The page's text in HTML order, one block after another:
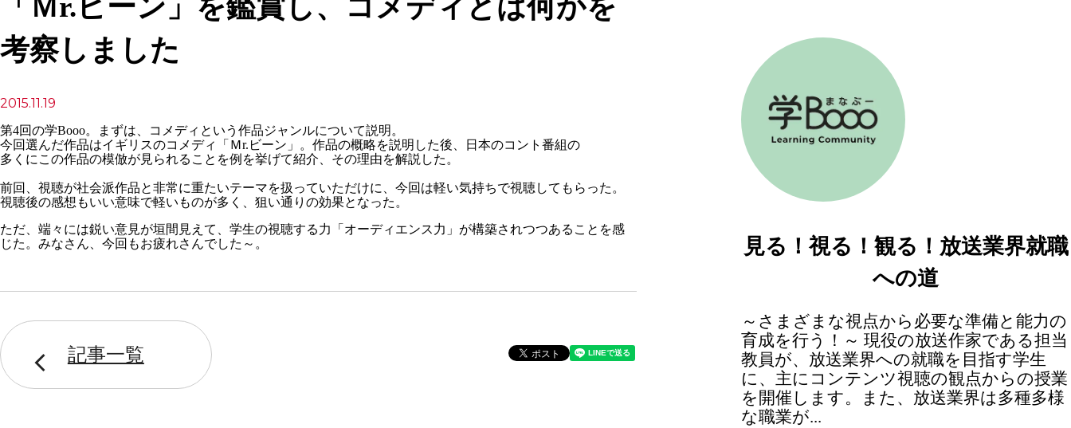
「Ｍr.ビーン」を鑑賞し、コメディとは何かを
考察しました
2015.11.19
第4回の学Booo。まずは、コメディという作品ジャンルについて説明。
今回選んだ作品はイギリスのコメディ「Ｍr.ビーン」。作品の概略を説明した後、日本のコント番組の
多くにこの作品の模倣が見られることを例を挙げて紹介、その理由を解説した。
前回、視聴が社会派作品と非常に重たいテーマを扱っていただけに、今回は軽い気持ちで視聴してもらった。
視聴後の感想もいい意味で軽いものが多く、狙い通りの効果となった。
ただ、端々には鋭い意見が垣間見えて、学生の視聴する力「オーディエンス力」が構築されつつあることを感
じた。みなさん、今回もお疲れさんでした～。
記事一覧
見る！視る！観る！放送業界就職
への道
～さまざまな視点から必要な準備と能力の
育成を行う！～ 現役の放送作家である担当
教員が、放送業界への就職を目指す学生
に、主にコンテンツ視聴の観点からの授業
を開催します。また、放送業界は多種多様
な職業が...